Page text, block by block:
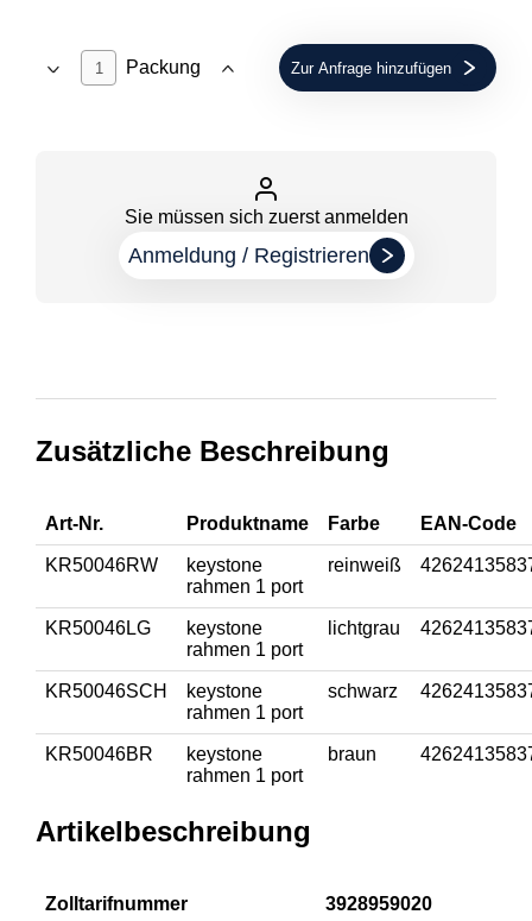
Packung Zur Anfrage hinzufügen
Sie müssen sich zuerst anmelden
Anmeldung / Registrieren
Zusätzliche Beschreibung
Art-Nr. Produktname Farbe EAN-Code
KR50046RW
keystone
rahmen 1 port
reinweiß
KR50046LG
keystone
rahmen 1 port
lichtgrau
KR50046SCH
keystone
rahmen 1 port
schwarz
KR50046BR
keystone
rahmen 1 port
braun
Artikelbeschreibung
Zolltarifnummer 3928959020